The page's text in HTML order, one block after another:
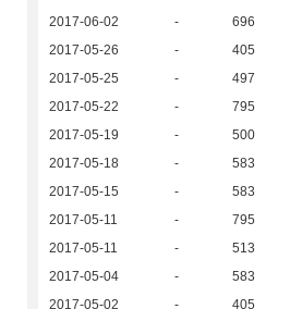
2017-06-02
- 696
2017-05-26
- 405
2017-05-25
- 497
2017-05-22
- 795
2017-05-19
- 500
2017-05-18
- 583
2017-05-15
- 583
2017-05-11
- 795
2017-05-11
- 513
2017-05-04
- 583
2017-05-02
- 405